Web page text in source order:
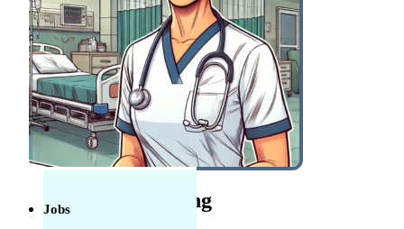
Herausforderungen als Pflegekraft in der
ist — und was nicht
Anerkennung
Mebeko Anerkennung
für ÄrzteDiplom-
Anerkennung für
Fachkräfte
Jobs
Stellenbeschreibung